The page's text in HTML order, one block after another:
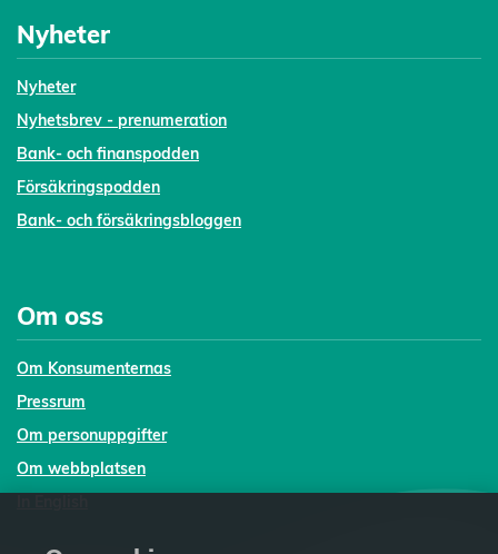
Nyheter
Nyheter
Nyhetsbrev - prenumeration
Bank- och finanspodden
Försäkringspodden
Bank- och försäkringsbloggen
Om oss
Om Konsumenternas
Pressrum
Om personuppgifter
Om webbplatsen